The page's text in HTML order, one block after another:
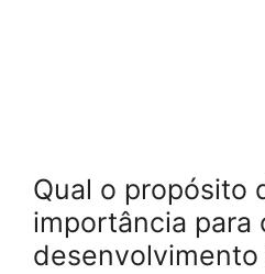
Qual o propósito
importância para
desenvolvimento